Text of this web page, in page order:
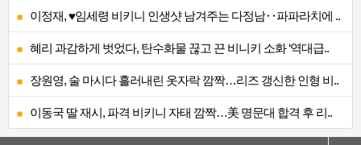
이정재, ♥임세령 비키니 인생샷 남겨주는 다정남‥파파라치에 ..
혜리 과감하게 벗었다, 탄수화물 끊고 끈 비니키 소화 ‘역대급..
장원영, 술 마시다 흘러내린 옷자락 깜짝…리즈 갱신한 인형 비..
이동국 딸 재시, 파격 비키니 자태 깜짝…美 명문대 합격 후 리..